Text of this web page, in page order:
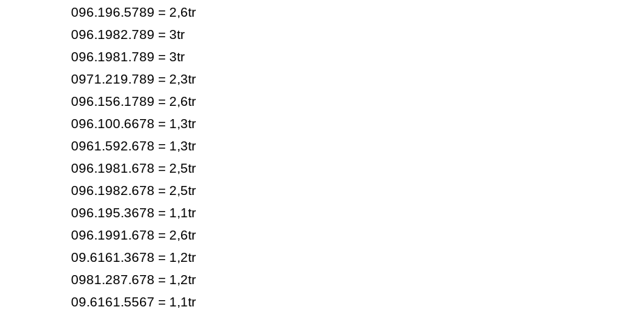
096.196.5789 = 2,6tr
096.1982.789 = 3tr
096.1981.789 = 3tr
0971.219.789 = 2,3tr
096.156.1789 = 2,6tr
096.100.6678 = 1,3tr
0961.592.678 = 1,3tr
096.1981.678 = 2,5tr
096.1982.678 = 2,5tr
096.195.3678 = 1,1tr
096.1991.678 = 2,6tr
09.6161.3678 = 1,2tr
0981.287.678 = 1,2tr
09.6161.5567 = 1,1tr